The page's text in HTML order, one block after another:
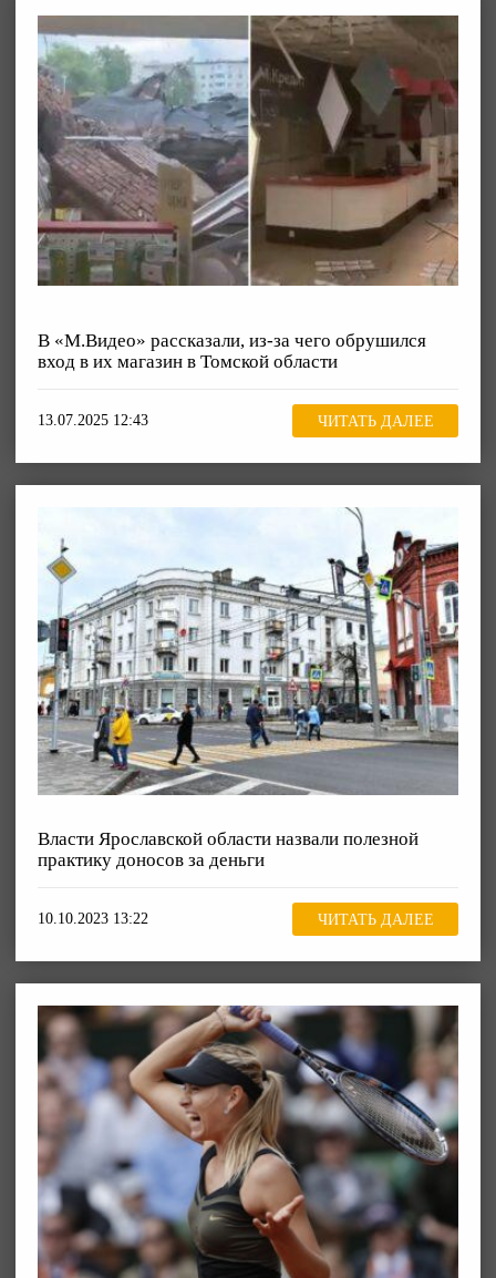
В «М.Видео» рассказали, из-за чего обрушился
вход в их магазин в Томской области
13.07.2025 12:43 ЧИТАТЬ ДАЛЕЕ
Власти Ярославской области назвали полезной
практику доносов за деньги
10.10.2023 13:22 ЧИТАТЬ ДАЛЕЕ